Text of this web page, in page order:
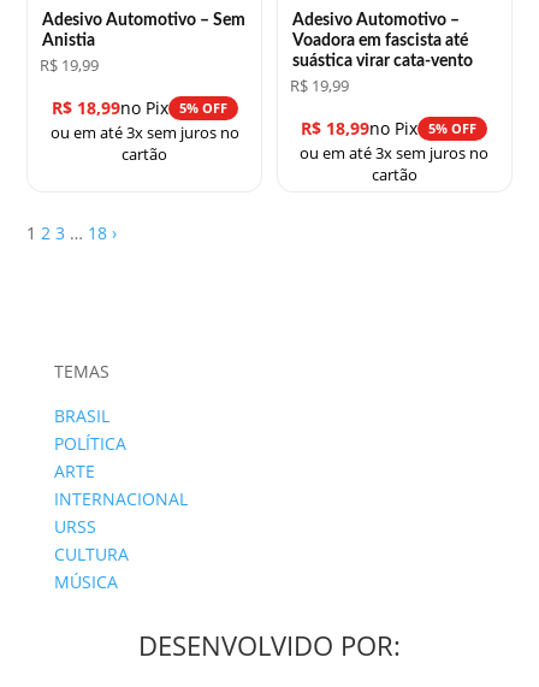
Adesivo Automotivo – Sem
Anistia
R$ 19,99
R$18,99no Pix 5% OFF
ou em até 3x sem juros no
cartão
Adesivo Automotivo –
Voadora em fascista até
suástica virar cata-vento
R$ 19,99
R$ 18,99no Pix 5% OFF
ou em até 3x sem juros no
cartão
1 2 3 … 18 ›
TEMAS
BRASIL
POLÍTICA
ARTE
INTERNACIONAL
URSS
CULTURA
MÚSICA
DESENVOLVIDO POR: